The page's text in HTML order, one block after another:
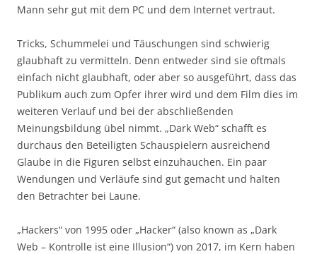
Mann sehr gut mit dem PC und dem Internet vertraut.
Tricks, Schummelei und Täuschungen sind schwierig
glaubhaft zu vermitteln. Denn entweder sind sie oftmals
einfach nicht glaubhaft, oder aber so ausgeführt, dass das
Publikum auch zum Opfer ihrer wird und dem Film dies im
weiteren Verlauf und bei der abschließenden
Meinungsbildung übel nimmt. „Dark Web“ schafft es
durchaus den Beteiligten Schauspielern ausreichend
Glaube in die Figuren selbst einzuhauchen. Ein paar
Wendungen und Verläufe sind gut gemacht und halten
den Betrachter bei Laune.
„Hackers“ von 1995 oder „Hacker“ (also known as „Dark
Web – Kontrolle ist eine Illusion“) von 2017, im Kern haben